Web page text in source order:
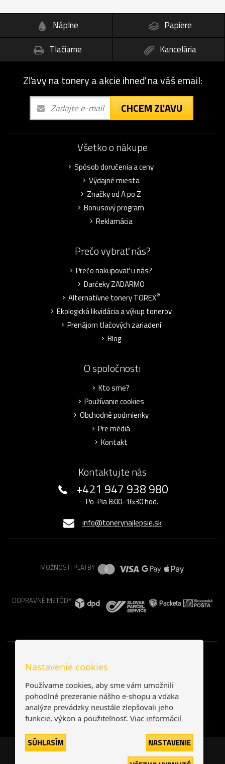
Náplne
Papiere
Tlačiarne
Kancelária
Zľavy na tonery a akcie ihneď na váš email:
CHCEM ZĽAVU
Všetko o nákupe
Spôsob doručenia a ceny
Výdajné miesta
Značky od A po Z
Bonusový program
Reklamácia
Prečo vybrať nás?
Prečo nakupovať u nás?
Darčeky ZADARMO
Alternatívne tonery TOREX®
Ekologická likvidácia a výkup tonerov
Prenájom tlačových zariadení
Blog
O spoločnosti
Kto sme?
Používanie cookies
Obchodné podmienky
Pre médiá
Kontakt
Kontaktujte nás
+421 947 938 980
Po-Pia 8:00-16:30 hod.
info@tonerynajlepsie.sk
MOŽNOSTI PLATBY
DOPRAVNÉ METÓDY
Slovensko
Nastavenie cookies
Používame cookies, aby sme vám umožnili
pohodlné prezeranie nášho e-shopu a vďaka
analýze prevádzky neustále zlepšovali jeho
funkcie, výkon a použiteľnosť. Viac informácií
SÚHLASÍM
NASTAVENIE